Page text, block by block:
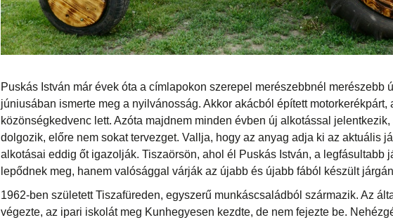
Puskás István már évek óta a címlapokon szerepel merészebbnél merészebb
júniusában ismerte meg a nyilvánosság. Akkor akácból épített motorkerékpárt,
közönségkedvenc lett. Azóta majdnem minden évben új alkotással jelentkezik,
dolgozik, előre nem sokat tervezget. Vallja, hogy az anyag adja ki az aktuális
alkotásai eddig őt igazolják. Tiszaörsön, ahol él Puskás István, a legfásultabb
lepődnek meg, hanem valósággal várják az újabb és újabb fából készült
1962-ben született Tiszafüreden, egyszerű munkáscsaládból származik. Az
végezte, az ipari iskolát meg Kunhegyesen kezdte, de nem fejezte be.